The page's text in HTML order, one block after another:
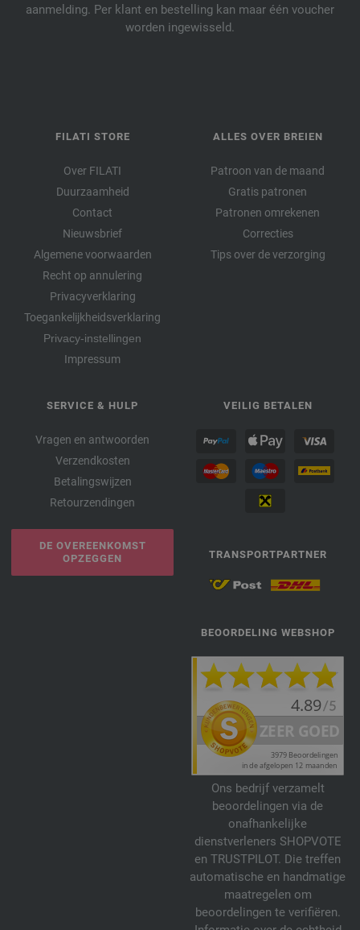
aanmelding. Per klant en bestelling kan maar één voucher
worden ingewisseld.
FILATI STORE
Over FILATI
Duurzaamheid
Contact
Nieuwsbrief
Algemene voorwaarden
Recht op annulering
Privacyverklaring
Toegankelijkheidsverklaring
Privacy-instellingen
Impressum
ALLES OVER BREIEN
Patroon van de maand
Gratis patronen
Patronen omrekenen
Correcties
Tips over de verzorging
SERVICE & HULP
Vragen en antwoorden
Verzendkosten
Betalingswijzen
Retourzendingen
DE OVEREENKOMST
OPZEGGEN
VEILIG BETALEN
TRANSPORTPARTNER
BEOORDELING WEBSHOP
Ons bedrijf verzamelt
beoordelingen via de
onafhankelijke
dienstverleners SHOPVOTE
en TRUSTPILOT. Die treffen
automatische en handmatige
maatregelen om
beoordelingen te verifiëren.